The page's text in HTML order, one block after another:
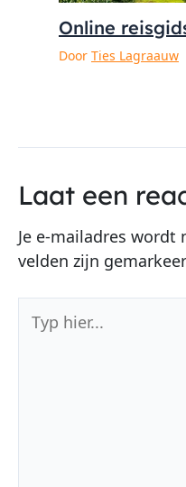
Online
Door Ties Lagraauw
Laat een
Je e-mailadres wordt
velden zijn
hier...